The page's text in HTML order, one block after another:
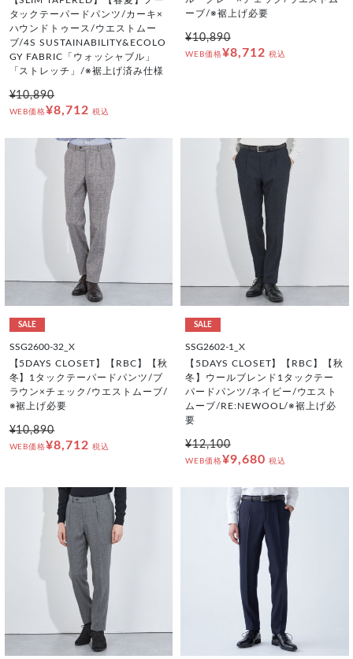
タックテーパードパンツ/カーキ×
ハウンドトゥース/ウエストムー
ブ/4S SUSTAINABILITY&ECOLO
GY FABRIC「ウォッシャブル」
「ストレッチ」/※裾上げ済み仕様
¥10,890
WEB価格¥8,712 税込
ーブ/※裾上げ必要
¥10,890
WEB価格¥8,712 税込
SALE
SSG2600-32_X
【5DAYS CLOSET】【RBC】【秋
冬】1タックテーパードパンツ/ブ
ラウン×チェック/ウエストムーブ/
※裾上げ必要
¥10,890
WEB価格¥8,712 税込
SALE
SSG2602-1_X
【5DAYS CLOSET】【RBC】【秋
冬】ウールブレンド1タックテー
パードパンツ/ネイビー/ウエスト
ムーブ/RE:NEWOOL/※裾上げ必
要
¥12,100
WEB価格¥9,680 税込